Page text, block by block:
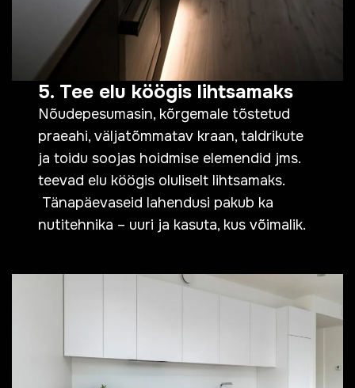
5. Tee elu köögis lihtsamaks
Nõudepesumasin, kõrgemale tõstetud
praeahi, väljatõmmatav kraan, taldrikute
ja toidu soojas hoidmise elemendid jms.
teevad elu köögis oluliselt lihtsamaks.
Tänapäevaseid lahendusi pakub ka
nutitehnika – uuri ja kasuta, kus võimalik.